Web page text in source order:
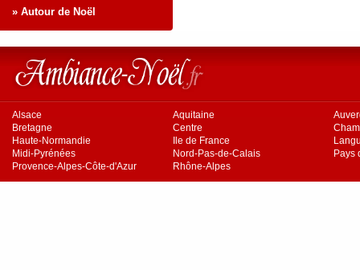
» Autour de Noël
Alsace Aquitaine
Bretagne
Centre
Haute-Normandie
Ile de France
Midi-Pyrénées
Nord-Pas-de-Calais
Pays
Provence-Alpes-Côte-d'Azur
Rhône-Alpes